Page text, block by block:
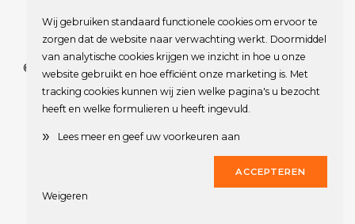
© 2009-2023 Nederlandse Vereniging van Golfspelende
Journalisten.
Alle rechten voorbehouden.
Privacy Statement
Deze website werd gerealiseerd doorDirk
Wij gebruiken standaard functionele cookies om ervoor te
zorgen dat de website naar verwachting werkt. Doormiddel
van analytische cookies krijgen we inzicht in hoe u onze
website gebruikt en hoe efficiënt onze marketing is. Met
tracking cookies kunnen wij zien welke pagina's u bezocht
heeft en welke formulieren u heeft ingevuld.
» Lees meer en geef uw voorkeuren aan
ACCEPTEREN
Weigeren